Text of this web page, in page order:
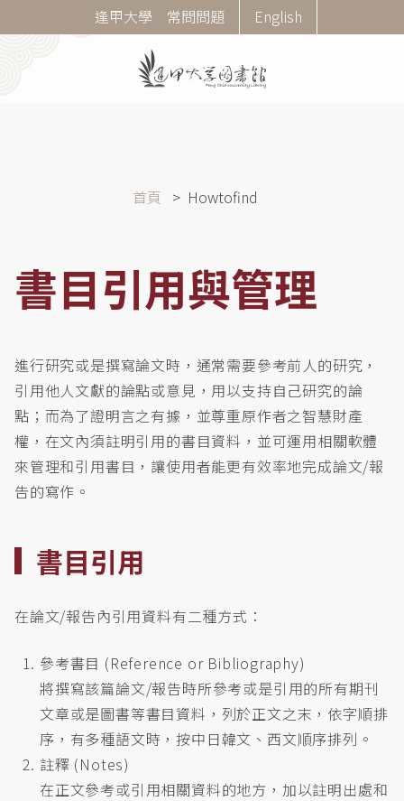
至
Corner
Menu
逢甲大學 常問問題 English
首頁 Howtofind
書目引用與管理
進行研究或是撰寫論文時，通常需要參考前人的研究，
引用他人文獻的論點或意見，用以支持自己研究的論
點；而為了證明言之有據，並尊重原作者之智慧財產
權，在文內須註明引用的書目資料，並可運用相關軟體
來管理和引用書目，讓使用者能更有效率地完成論文/報
告的寫作。
書目引用
在論文/報告內引用資料有二種方式：
參考書目 (Reference or Bibliography)
將撰寫該篇論文/報告時所參考或是引用的所有期刊
文章或是圖書等書目資料，列於正文之末，依字順排
序，有多種語文時，按中日韓文、西文順序排列。
註釋 (Notes)
在正文參考或引用相關資料的地方，加以註明出處和